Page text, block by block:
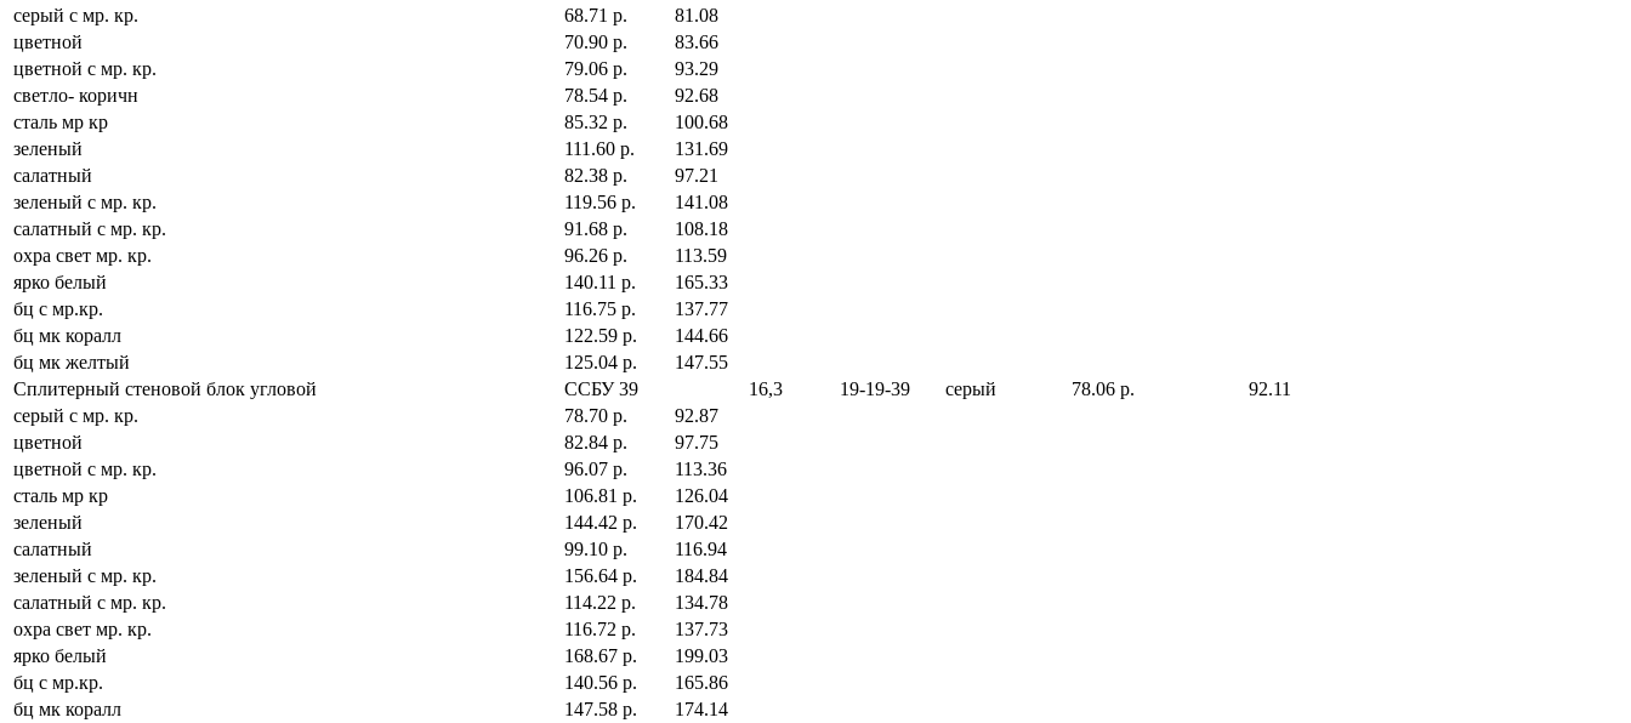
серый с мр. кр.
68.71 р.
81.08
цветной
70.90 р.
83.66
цветной с мр. кр.
79.06 р.
93.29
светло- коричн
78.54 р.
92.68
сталь мр кр
85.32 р.
100.68
зеленый
111.60 р.
131.69
салатный
82.38 р.
97.21
зеленый с мр. кр.
119.56 р.
141.08
салатный с мр. кр.
91.68 р.
108.18
охра свет мр. кр.
96.26 р.
113.59
ярко белый
140.11 р.
165.33
бц с мр.кр.
116.75 р.
137.77
бц мк коралл
122.59 р.
144.66
бц мк желтый
125.04 р.
147.55
Сплитерный стеновой блок угловой
ССБУ 39 16,3 19-19-39 серый 78.06 р.
92.11
серый с мр. кр.
78.70 р.
92.87
цветной
82.84 р.
97.75
цветной с мр. кр.
96.07 р.
113.36
сталь мр кр
106.81 р.
126.04
зеленый
144.42 р.
170.42
салатный
99.10 р.
116.94
зеленый с мр. кр.
156.64 р.
184.84
салатный с мр. кр.
114.22 р.
134.78
охра свет мр. кр.
116.72 р.
137.73
ярко белый
168.67 р.
199.03
бц с мр.кр.
140.56 р.
165.86
бц мк коралл
147.58 р.
174.14